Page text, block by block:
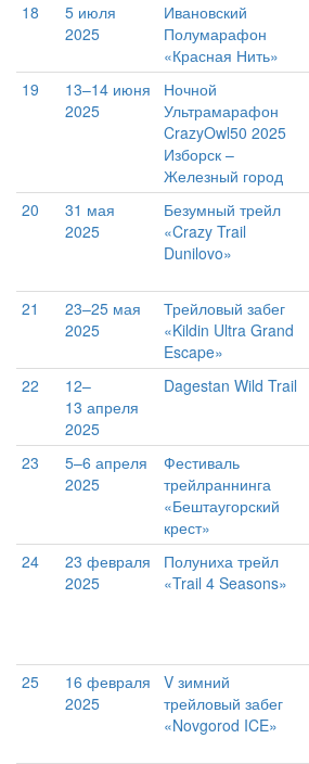
18
5 июля
2025
Ивановский
Полумарафон
«Красная Нить»
19
13–14 июня
2025
Ночной
Ультрамарафон
CrazyOwl50 2025
Изборск –
Железный город
20
31 мая
2025
Безумный трейл
«Crazy Trail
Dunilovo»
21
23–25 мая
2025
Трейловый забег
«Kildin Ultra Grand
Escape»
22
12–
13 апреля
2025
Dagestan Wild Trail
23
5–6 апреля
2025
Фестиваль
трейлраннинга
«Бештаугорский
крест»
24
23 февраля
2025
Полуниха трейл
«Trail 4 Seasons»
25
16 февраля
2025
V зимний
трейловый забег
«Novgorod ICE»